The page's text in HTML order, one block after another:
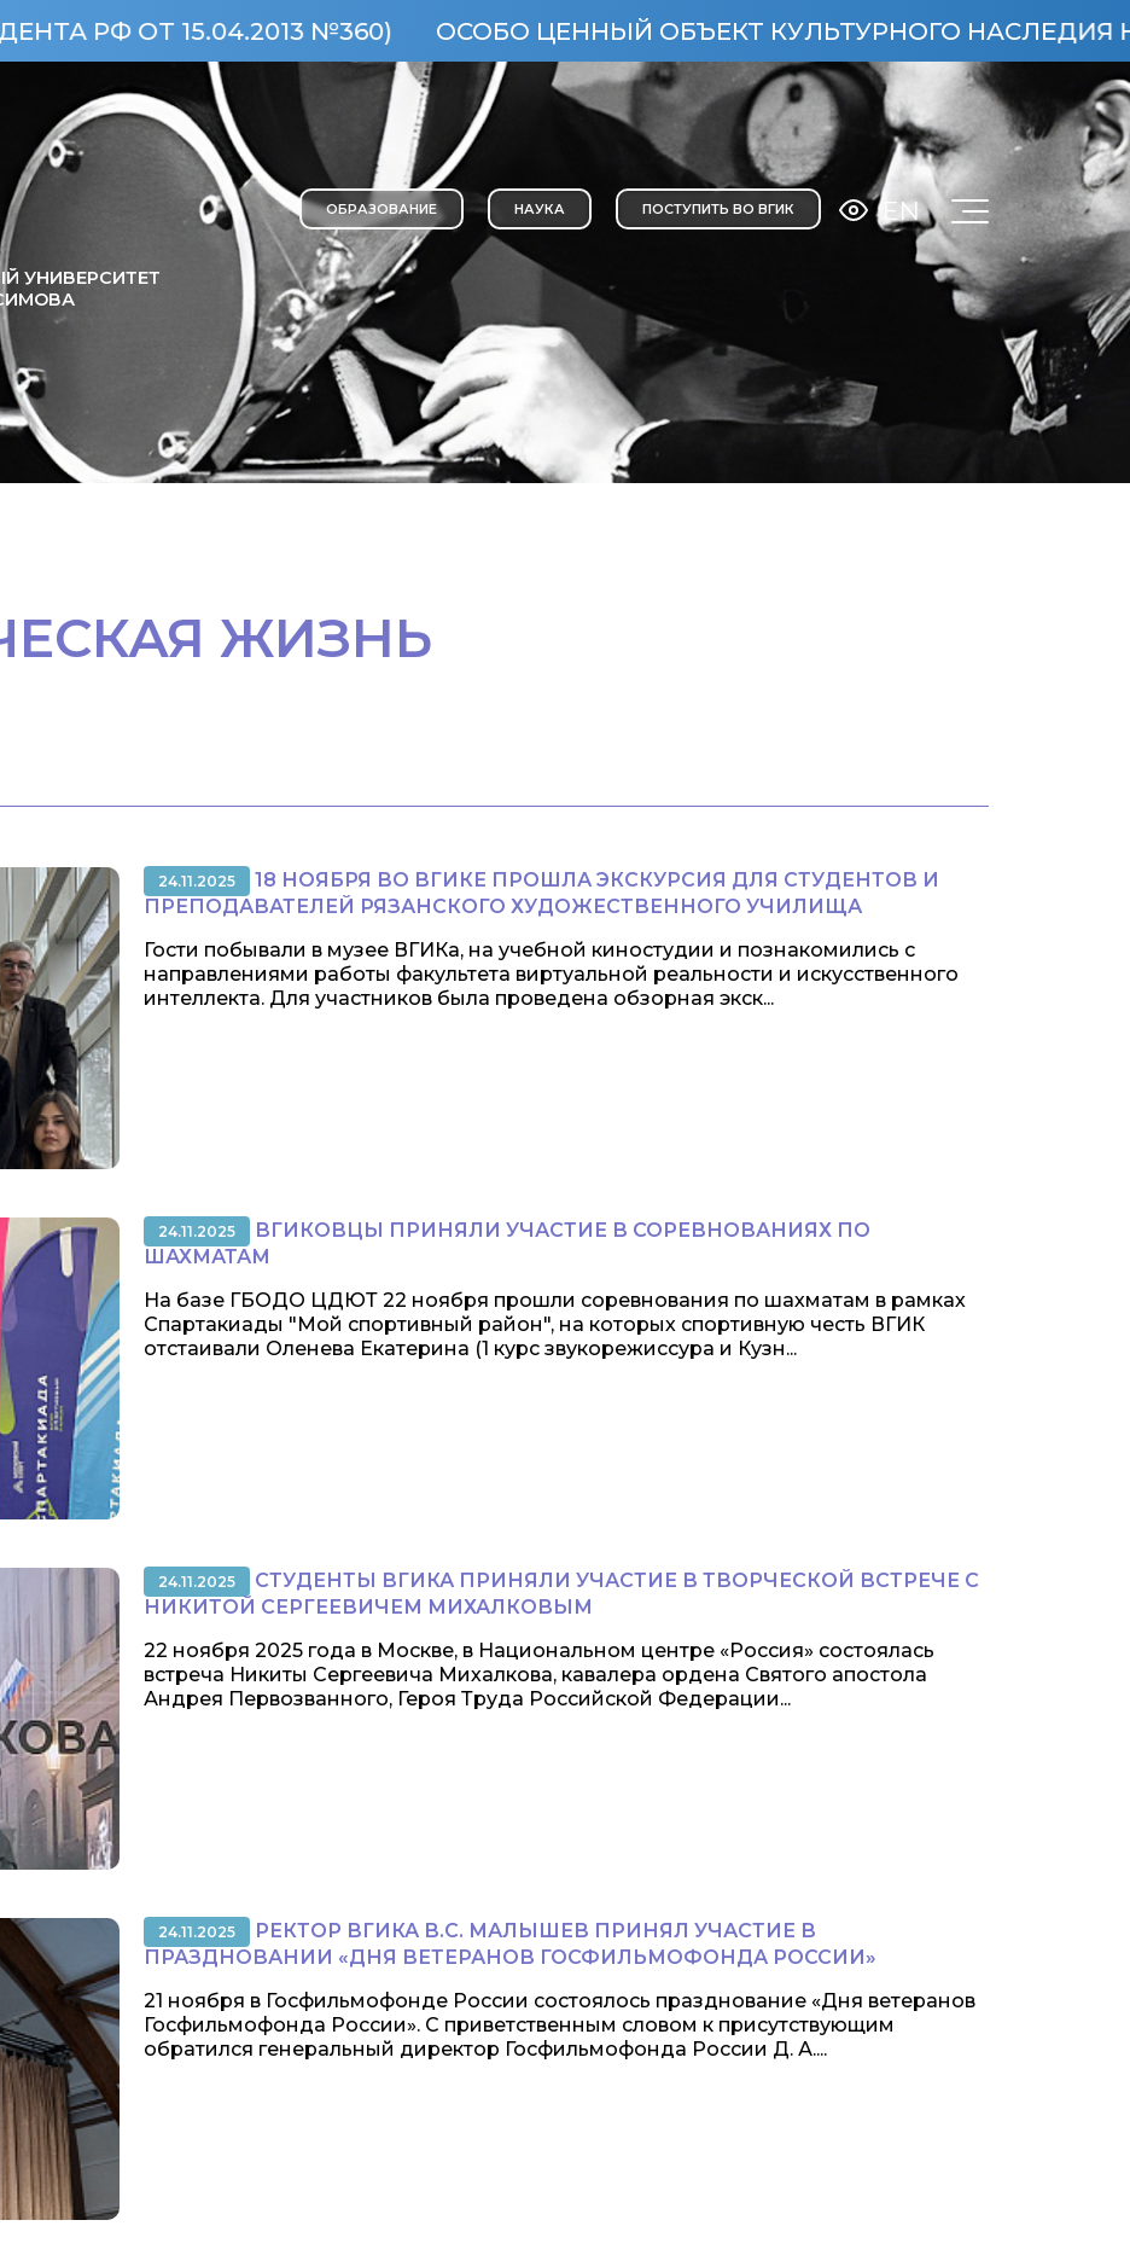
№360) ОСОБО ЦЕННЫЙ ОБЪЕКТ КУЛЬТУРНОГО НАСЛЕДИЯ НАРОДОВ
УНИВЕРСИТЕТ
ОБРАЗОВАНИЕ НАУКА ПОСТУПИТЬ ВО ВГИК EN
ЖИЗНЬ
24.11.2025
18 НОЯБРЯ ВО ВГИКЕ ПРОШЛА ЭКСКУРСИЯ ДЛЯ СТУДЕНТОВ И
ПРЕПОДАВАТЕЛЕЙ РЯЗАНСКОГО ХУДОЖЕСТВЕННОГО УЧИЛИЩА
Гости побывали в музее ВГИКа, на учебной киностудии и познакомились с
направлениями работы факультета виртуальной реальности и искусственного
интеллекта. Для участников была проведена обзорная экск...
24.11.2025
ВГИКОВЦЫ ПРИНЯЛИ УЧАСТИЕ В СОРЕВНОВАНИЯХ ПО
ШАХМАТАМ
На базе ГБОДО ЦДЮТ 22 ноября прошли соревнования по шахматам в рамках
Спартакиады "Мой спортивный район", на которых спортивную честь ВГИК
отстаивали Оленева Екатерина (1 курс звукорежиссура и Кузн...
24.11.2025
СТУДЕНТЫ ВГИКА ПРИНЯЛИ УЧАСТИЕ В ТВОРЧЕСКОЙ ВСТРЕЧЕ С
НИКИТОЙ СЕРГЕЕВИЧЕМ МИХАЛКОВЫМ
22 ноября 2025 года в Москве, в Национальном центре «Россия» состоялась
встреча Никиты Сергеевича Михалкова, кавалера ордена Святого апостола
Андрея Первозванного, Героя Труда Российской Федерации...
24.11.2025
РЕКТОР ВГИКА В.С. МАЛЫШЕВ ПРИНЯЛ УЧАСТИЕ В
ПРАЗДНОВАНИИ «ДНЯ ВЕТЕРАНОВ ГОСФИЛЬМОФОНДА РОССИИ»
21 ноября в Госфильмофонде России состоялось празднование «Дня ветеранов
Госфильмофонда России». С приветственным словом к присутствующим
обратился генеральный директор Госфильмофонда России Д. А....